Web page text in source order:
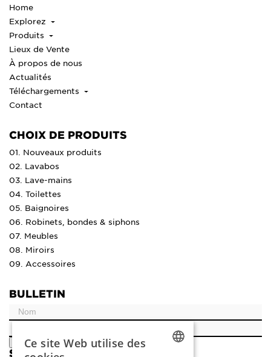
Home
Explorez
Produits
Lieux de Vente
À propos de nous
Actualités
Téléchargements
Contact
CHOIX DE PRODUITS
01. Nouveaux produits
02. Lavabos
03. Lave-mains
04. Toilettes
05. Baignoires
06. Robinets, bondes & siphons
07. Meubles
08. Miroirs
09. Accessoires
BULLETIN
ENREGISTRER
SOCIAL
Ce site Web utilise des